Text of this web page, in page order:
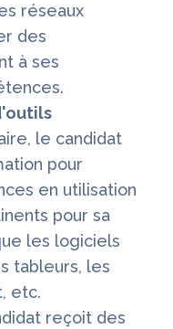
réseaux
des
à ses
le candidat
pour
en utilisation
pour sa
les logiciels
tableurs, les
etc.
reçoit des